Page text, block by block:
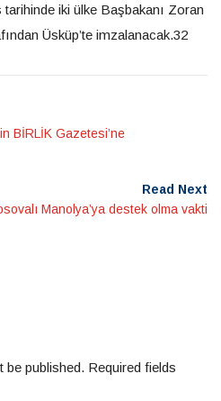
iki ülke Başbakanı Zoran
Üsküp’te imzalanacak.32
BİRLİK Gazetesi’ne
Read Next
Manolya’ya destek olma vakti
be published. Required fields